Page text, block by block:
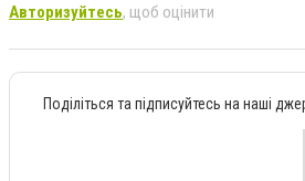
Авторизуйтесь, щоб оцінити
Поділіться та підписуйтесь на наші